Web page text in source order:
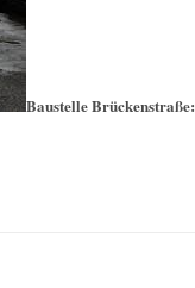
Baustelle Brückenstraße: